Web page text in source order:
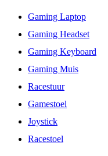
Gaming Laptop
Gaming Headset
Gaming Keyboard
Gaming Muis
Racestuur
Gamestoel
Joystick
Racestoel